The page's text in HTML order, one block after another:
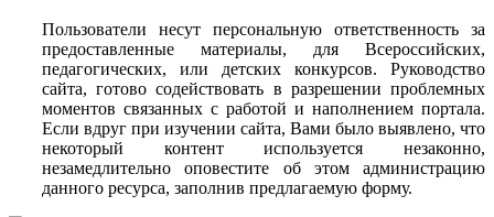
Пользователи несут персональную ответственность за
предоставленные материалы, для Всероссийских,
педагогических, или детских конкурсов. Руководство
сайта, готово содействовать в разрешении проблемных
моментов связанных с работой и наполнением портала.
Если вдруг при изучении сайта, Вами было выявлено, что
некоторый контент используется незаконно,
незамедлительно оповестите об этом администрацию
данного ресурса, заполнив предлагаемую форму.